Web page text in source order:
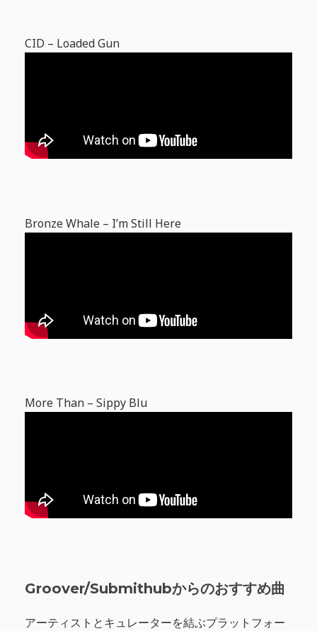
CID – Loaded Gun
Bronze Whale – I’m Still Here
More Than – Sippy Blu
Groover/Submithubからのおすすめ曲
アーティストとキュレーターを結ぶプラットフォー